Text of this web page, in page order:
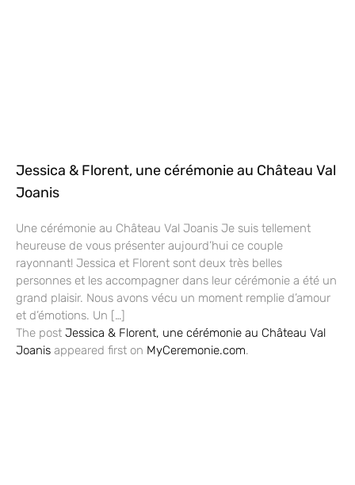
Jessica & Florent, une cérémonie au Château Val
Joanis
Une cérémonie au Château Val Joanis Je suis tellement
heureuse de vous présenter aujourd’hui ce couple
rayonnant! Jessica et Florent sont deux très belles
personnes et les accompagner dans leur cérémonie a été un
grand plaisir. Nous avons vécu un moment remplie d’amour
et d’émotions. Un […]
The post Jessica & Florent, une cérémonie au Château Val
Joanis appeared first on MyCeremonie.com.